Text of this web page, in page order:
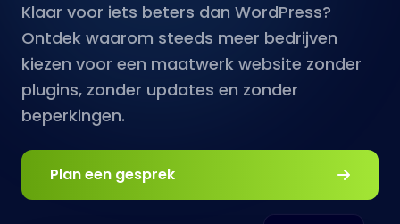
Klaar voor iets beters dan WordPress?
Ontdek waarom steeds meer bedrijven
kiezen voor een maatwerk website zonder
plugins, zonder updates en zonder
beperkingen.
Plan een gesprek